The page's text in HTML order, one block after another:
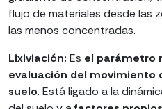
flujo de materiales desde las
las menos concentradas.
Lixiviación: Es el parámetro
evaluación del movimiento
suelo. Está ligado a la